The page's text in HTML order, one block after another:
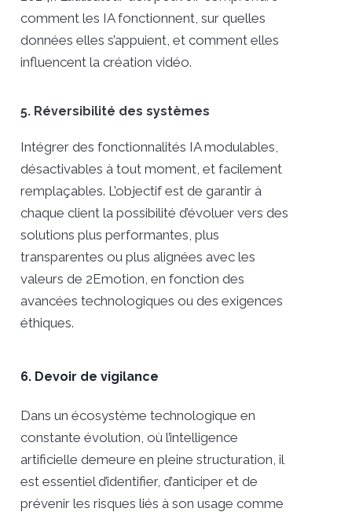
comment les IA fonctionnent, sur quelles
données elles s’appuient, et comment elles
influencent la création vidéo.
5. Réversibilité des systèmes
Intégrer des fonctionnalités IA modulables,
désactivables à tout moment, et facilement
remplaçables. L’objectif est de garantir à
chaque client la possibilité d’évoluer vers des
solutions plus performantes, plus
transparentes ou plus alignées avec les
valeurs de 2Emotion, en fonction des
avancées technologiques ou des exigences
éthiques.
6. Devoir de vigilance
Dans un écosystème technologique en
constante évolution, où l’intelligence
artificielle demeure en pleine structuration, il
est essentiel d’identifier, d’anticiper et de
prévenir les risques liés à son usage comme